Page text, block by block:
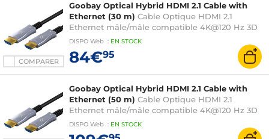
COMPARER
Goobay Optical Hybrid HDMI 2.1 Cable with
Ethernet (30 m) Cable Optique HDMI 2.1
Ethernet mâle/mâle compatible 4K@120 Hz 3D
et 8K@60 Hz
DISPO Web : EN STOCK
84€95
Goobay Optical Hybrid HDMI 2.1 Cable with
Ethernet (50 m) Cable Optique HDMI 2.1
Ethernet mâle/mâle compatible 4K@120 Hz 3D
et 8K@60 Hz
DISPO Web : EN STOCK